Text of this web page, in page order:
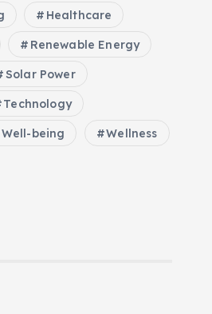
Healthcare
Renewable Energy
Solar Power
Technology
Well-being Wellness